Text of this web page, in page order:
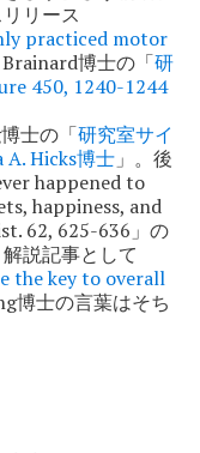
リース
practiced motor
博士の「研
450, 1240-1244
士の「研究室サイ
A. Hicks博士 」。後
happened to
happiness, and
62, 625-636」の
説記事として
the key to overall
博士の言葉はそち